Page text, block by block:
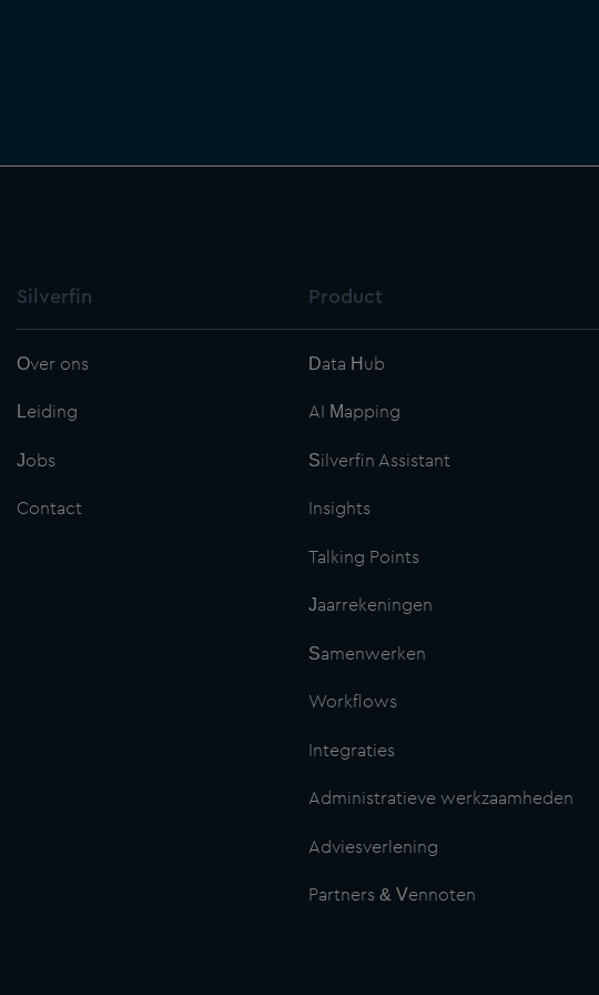
Silverfin
Over ons
Leiding
Jobs
Contact
Product
Data Hub
AI Mapping
Silverfin Assistant
Insights
Talking Points
Jaarrekeningen
Samenwerken
Workflows
Integraties
Administratieve werkzaamheden
Adviesverlening
Partners & Vennoten